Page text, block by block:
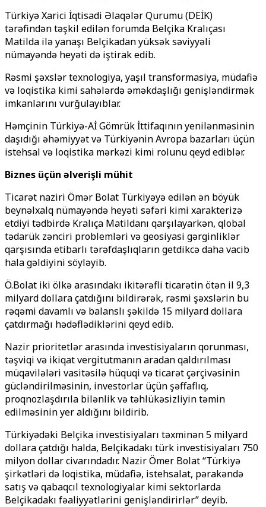
Türkiyə Xarici İqtisadi Əlaqələr Qurumu (DEİK)
tərəfindən təşkil edilən forumda Belçika Kralıçası
Matilda ilə yanaşı Belçikadan yüksək səviyyəli
nümayəndə heyəti də iştirak edib.
Rəsmi şəxslər texnologiya, yaşıl transformasiya, müdafiə
və loqistika kimi sahələrdə əməkdaşlığı genişləndirmək
imkanlarını vurğulayıblar.
Həmçinin Türkiyə-Aİ Gömrük İttifaqının yenilənməsinin
daşıdığı əhəmiyyət və Türkiyənin Avropa bazarları üçün
istehsal və loqistika mərkəzi kimi rolunu qeyd ediblər.
Biznes üçün əlverişli mühit
Ticarət naziri Ömər Bolat Türkiyəyə edilən ən böyük
beynəlxalq nümayəndə heyəti səfəri kimi xarakterizə
etdiyi tədbirdə Kralıça Matildanı qarşılayarkən, qlobal
tədarük zənciri problemləri və geosiyasi gərginliklər
qarşısında etibarlı tərəfdaşlıqların getdikcə daha vacib
hala gəldiyini söyləyib.
Ö.Bolat iki ölkə arasındakı ikitərəfli ticarətin ötən il 9,3
milyard dollara çatdığını bildirərək, rəsmi şəxslərin bu
rəqəmi davamlı və balanslı şəkildə 15 milyard dollara
çatdırmağı hədəflədiklərini qeyd edib.
Nazir prioritetlər arasında investisiyaların qorunması,
təşviqi və ikiqat vergitutmanın aradan qaldırılması
müqavilələri vasitəsilə hüquqi və ticarət çərçivəsinin
gücləndirilməsinin, investorlar üçün şəffaflıq,
proqnozlaşdırıla bilənlik və təhlükəsizliyin təmin
edilməsinin yer aldığını bildirib.
Türkiyədəki Belçika investisiyaları təxminən 5 milyard
dollara çatdığı halda, Belçikadakı türk investisiyaları 750
milyon dollar civarındadır. Nazir Ömer Bolat “Türkiyə
şirkətləri də loqistika, müdafiə, istehsalat, pərakəndə
satış və qabaqcıl texnologiyalar kimi sektorlarda
Belçikadakı fəaliyyətlərini genişləndirirlər” deyib.